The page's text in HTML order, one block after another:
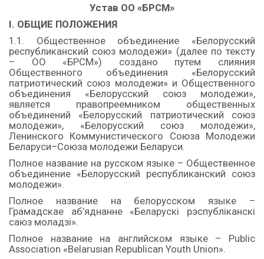
Устав ОО «БРСМ»
I. ОБЩИЕ ПОЛОЖЕНИЯ
1.1. Общественное объединение «Белорусский
республиканский союз молодежи» (далее по тексту
– ОО «БРСМ») создано путем слияния
Общественного объединения «Белорусский
патриотический союз молодежи» и Общественного
объединения «Белорусский союз молодежи»,
является правопреемником общественных
объединений «Белорусский патриотический союз
молодежи», «Белорусский союз молодежи»,
Ленинского Коммунистического Союза Молодежи
Беларуси–Союза молодежи Беларуси.
Полное название на русском языке – Общественное
объединение «Белорусский республиканский союз
молодежи».
Полное название на белорусском языке –
Грамадскае аб’яднанне «Беларускi рэспублiканскi
саюз моладзi».
Полное название на английском языке – Public
Association «Belarusian Republican Youth Union».